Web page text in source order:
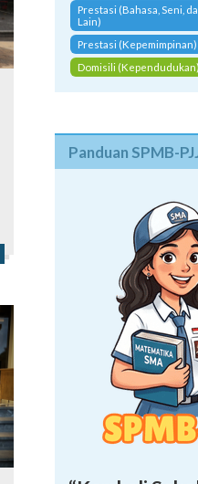
Prestasi (Bahasa, Seni,
Lain)
Prestasi (Kepemimpinan)
Domisili (Kependudukan)
Panduan SPMB-